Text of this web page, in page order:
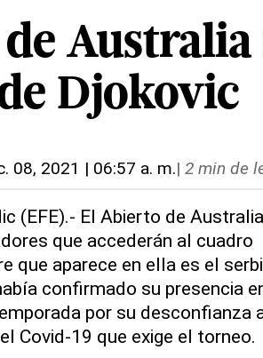
Djokovic
08, 2021 | 06:57 a. m.| 2 min de
(EFE).- El Abierto de Australia
que accederán al cuadro
que aparece en ella es el
confirmado su presencia
por su desconfianza
Covid-19 que exige el torneo.